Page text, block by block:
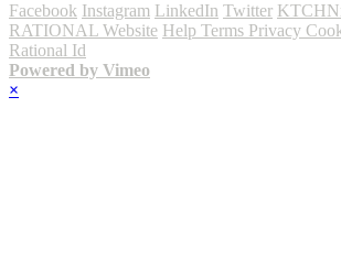
Facebook Instagram LinkedIn Twitter
RATIONAL Website Help Terms Privacy
Rational Id
Powered by Vimeo
×